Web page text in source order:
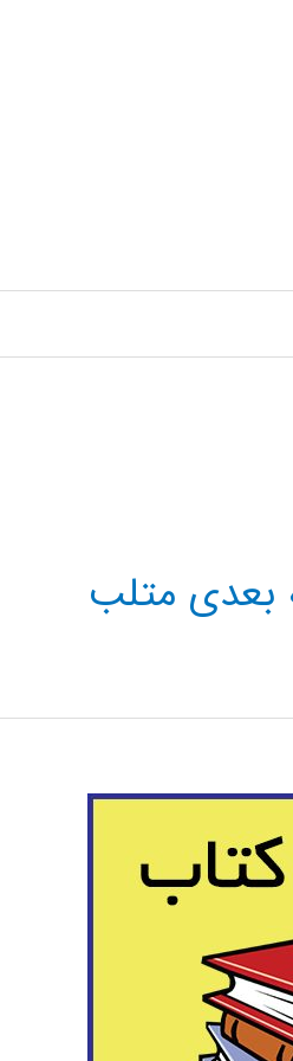
بعدی متلب